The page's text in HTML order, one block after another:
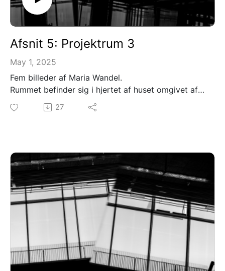
Afsnit 5: Projektrum 3
May 1, 2025
Fem billeder af Maria Wandel.
Rummet befinder sig i hjertet af huset omgivet af
aktivitet til alle sider, oppe og nede. Lyden af
mennesker, der ser på kunst, er flygtig og til tider
ekko af alt det, der sker rundt om.
Mellemrum Mellem Rum er skabt af: David Pepe
Birch og Kim G Hansen
Medvirkende: Signe Egholm Olsen
Tak til Ny Carlsbergfondet for støtte
27